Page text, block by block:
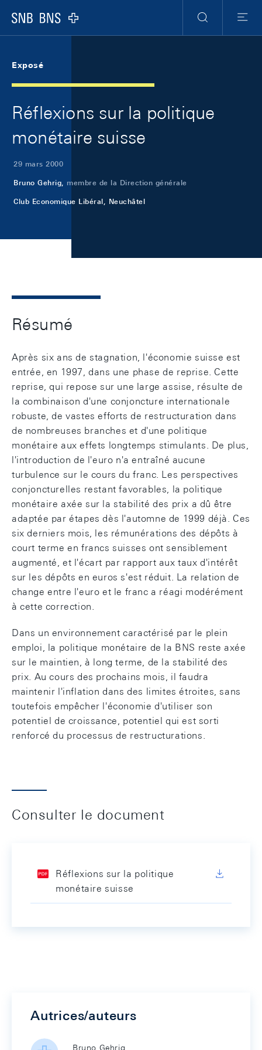
Logo
RechercheMenu
Exposé
Réflexions sur la politique
monétaire suisse
29 mars 2000
Bruno Gehrig, membre de la Direction générale
Club Economique Libéral, Neuchâtel
Résumé
Après six ans de stagnation, l'économie suisse est
entrée, en 1997, dans une phase de reprise. Cette
reprise, qui repose sur une large assise, résulte de
la combinaison d'une conjoncture internationale
robuste, de vastes efforts de restructuration dans
de nombreuses branches et d'une politique
monétaire aux effets longtemps stimulants. De plus,
l'introduction de l'euro n'a entraîné aucune
turbulence sur le cours du franc. Les perspectives
conjoncturelles restant favorables, la politique
monétaire axée sur la stabilité des prix a dû être
adaptée par étapes dès l'automne de 1999 déjà. Ces
six derniers mois, les rémunérations des dépôts à
court terme en francs suisses ont sensiblement
augmenté, et l'écart par rapport aux taux d'intérêt
sur les dépôts en euros s'est réduit. La relation de
change entre l'euro et le franc a réagi modérément
à cette correction.
Dans un environnement caractérisé par le plein
emploi, la politique monétaire de la BNS reste axée
sur le maintien, à long terme, de la stabilité des
prix. Au cours des prochains mois, il faudra
maintenir l'inflation dans des limites étroites, sans
toutefois empêcher l'économie d'utiliser son
potentiel de croissance, potentiel qui est sorti
renforcé du processus de restructurations.
Consulter le document
Réflexions sur la politique
monétaire suisse
Autrices/auteurs
Bruno Gehrig